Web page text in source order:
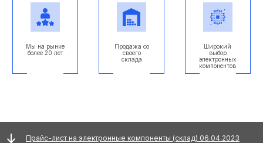
Мы на рынке
более 20 лет
Продажа со
своего
склада
Широкий
выбор
электронных
компонентов
Прайс-лист на электронные компоненты (склад) 06.04.2023